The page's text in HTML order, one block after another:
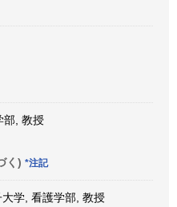
部, 教授
く) *注記
学, 看護学部, 教授